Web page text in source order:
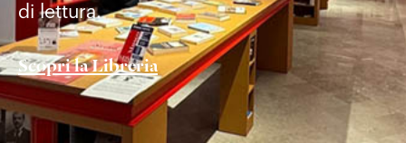
di lettura.
Scopri la Libreria